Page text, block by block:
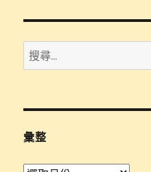
章:
搜
尋
鍵
彙整